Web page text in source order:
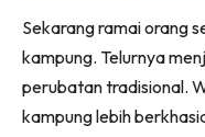
Ruang Tamu
Menarik Lagi
Sekarang ramai orang
kampung. Telurnya
perubatan tradisional.
kampung lebih